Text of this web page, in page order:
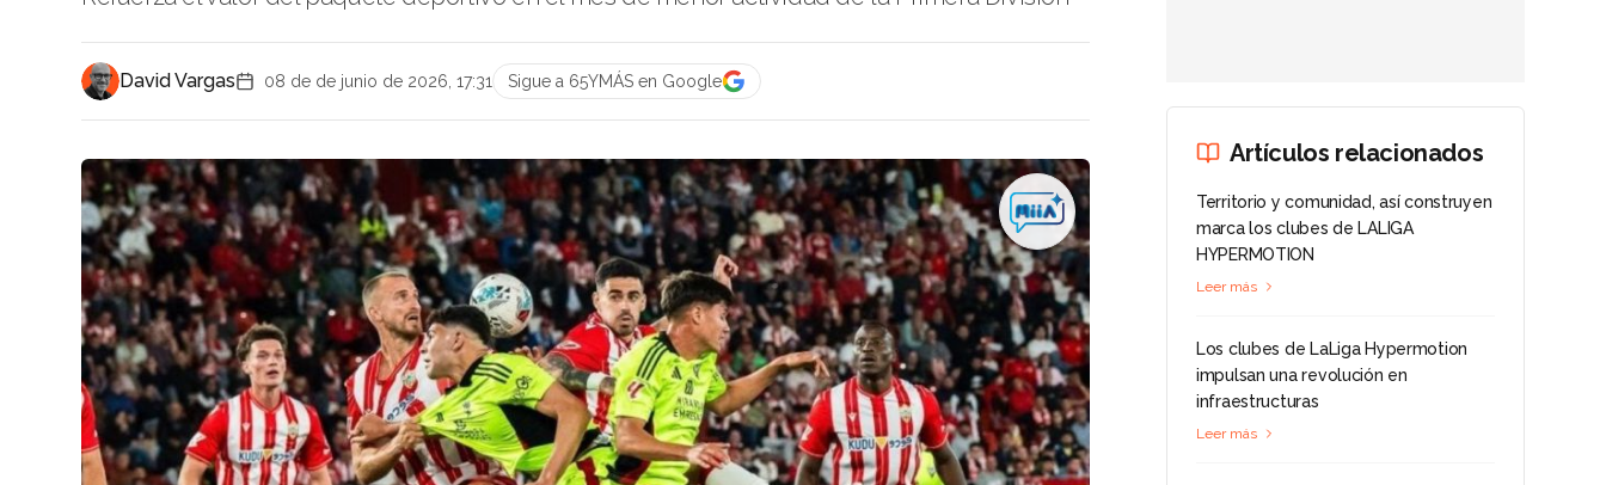
David Vargas 08 de de junio de 2026, 17:31 Sigue a 65YMÁS en Google
Artículos relacionados
Territorio y comunidad, así construyen
marca los clubes de LALIGA
HYPERMOTION
Leer más
Los clubes de LaLiga Hypermotion
impulsan una revolución en
infraestructuras
Leer más